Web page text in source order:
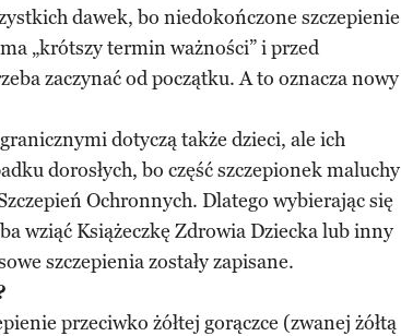
dawek, bo niedokończone szczepienie
„krótszy termin ważności” i przed
zaczynać od początku. A to oznacza nowy
dotyczą także dzieci, ale ich
dorosłych, bo część szczepionek maluchy
Ochronnych. Dlatego wybierając się
wziąć Książeczkę Zdrowia Dziecka lub inny
szczepienia zostały zapisane.
przeciwko żółtej gorączce (zwanej żółtą